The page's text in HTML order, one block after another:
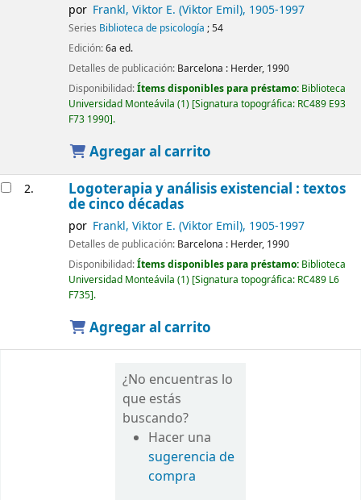
por Frankl, Viktor E. (Viktor Emil), 1905-1997
Series Biblioteca de psicología ; 54
Edición:6a ed.
Detalles de publicación: Barcelona : Herder, 1990
Disponibilidad:Ítems disponibles para préstamo: Biblioteca
Universidad Monteávila (1) Signatura topográfica: RC489 E93
F73 1990 .
Agregar al carrito
2. Logoterapia y análisis existencial : textos
de cinco décadas
por Frankl, Viktor E. (Viktor Emil), 1905-1997
Detalles de publicación: Barcelona : Herder, 1990
Disponibilidad:Ítems disponibles para préstamo: Biblioteca
Universidad Monteávila (1) Signatura topográfica: RC489 L6
F735 .
Agregar al carrito
¿No encuentras lo
que estás
buscando?
Hacer una
sugerencia de
compra